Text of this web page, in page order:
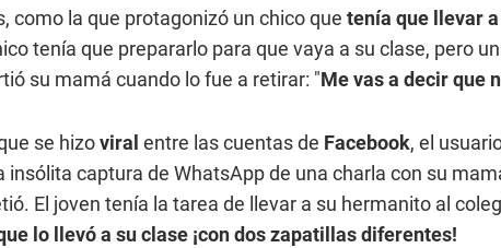
como la que protagonizó un chico que tenía que llevar
tenía que prepararlo para que vaya a su clase, pero
su mamá cuando lo fue a retirar: "Me vas a decir que
se hizoviral entre las cuentas de Facebook, el
insólita captura de WhatsApp de una charla con su
El joven tenía la tarea de llevar a su hermanito al
lo llevó a su clase ¡con dos zapatillas diferentes!